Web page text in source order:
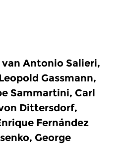
van Antonio Salieri,
Gassmann,
Sammartini, Carl
Dittersdorf,
Fernández
George